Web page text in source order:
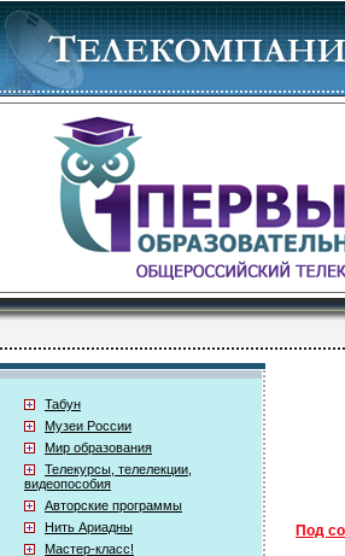
Табун
Музеи России
Мир образования
Телекурсы, телелекции,
видеопособия
Авторские программы
Нить Ариадны
Мастер-класс!
Под